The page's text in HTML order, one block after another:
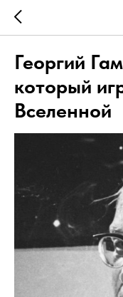
Георгий
который
Вселенной